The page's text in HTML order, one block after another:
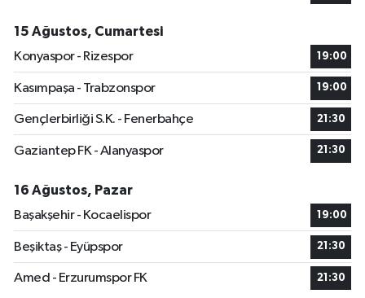
15 Ağustos, Cumartesi
Konyaspor - Rizespor
19:00
Kasımpaşa - Trabzonspor 19:00
Gençlerbirliği S.K. - Fenerbahçe 21:30
Gaziantep FK - Alanyaspor 21:30
16 Ağustos, Pazar
Başakşehir - Kocaelispor
19:00
Beşiktaş - Eyüpspor 21:30
Amed - Erzurumspor FK 21:30